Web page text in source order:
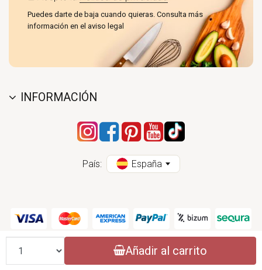
Añadir al carrito
Puedes darte de baja cuando quieras. Consulta más
información en el aviso legal
INFORMACIÓN
País: España
CONASI 2004 - 2026 (CC) - ESPECIALISTAS EN PRODUCTOS DE COCINA
NATURAL